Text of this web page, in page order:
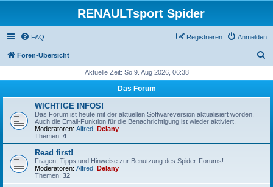
RENAULTsport Spider
FAQ Anmelden
Registrieren
Foren-Übersicht
h
Aktuelle Zeit: So 9. Aug 2026, 06:38
Das Forum
WICHTIGE INFOS!
Das Forum ist heute mit der aktuellen Softwareversion aktualisiert worden.
Auch die Email-Funktion für die Benachrichtigung ist wieder aktiviert.
Moderatoren: Alfred Delany
Themen: 4
Read first!
Fragen, Tipps und Hinweise zur Benutzung des Spider-Forums!
Moderatoren: Alfred Delany
Themen: 32